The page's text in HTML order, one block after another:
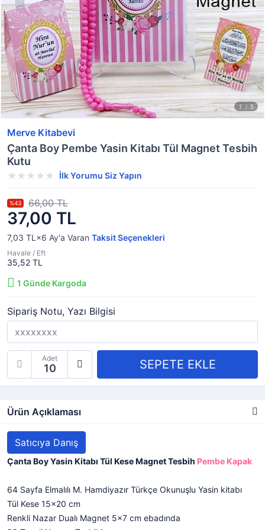
Merve Kitabevi
Çanta Boy Pembe Yasin Kitabı Tül Magnet Tesbih
Kutu
İlk Yorumu Siz Yapın
37,00 TL
%43 66,00 TL
7,03 TL×6 Ay'a Varan Taksit Seçenekleri
Havale / Eft
35,52 TL
1 Günde Kargoda
Sipariş Notu, Yazı Bilgisi
Adet
Ürün Açıklaması
Satıcıya Danış
Çanta Boy Yasin Kitabı Tül Kese Magnet Tesbih Pembe Kapak
64 Sayfa Elmalılı M. Hamdiyazır Türkçe Okunuşlu Yasin kitabı
Tül Kese 15x20 cm
Renkli Nazar Dualı Magnet 5x7 cm ebadında